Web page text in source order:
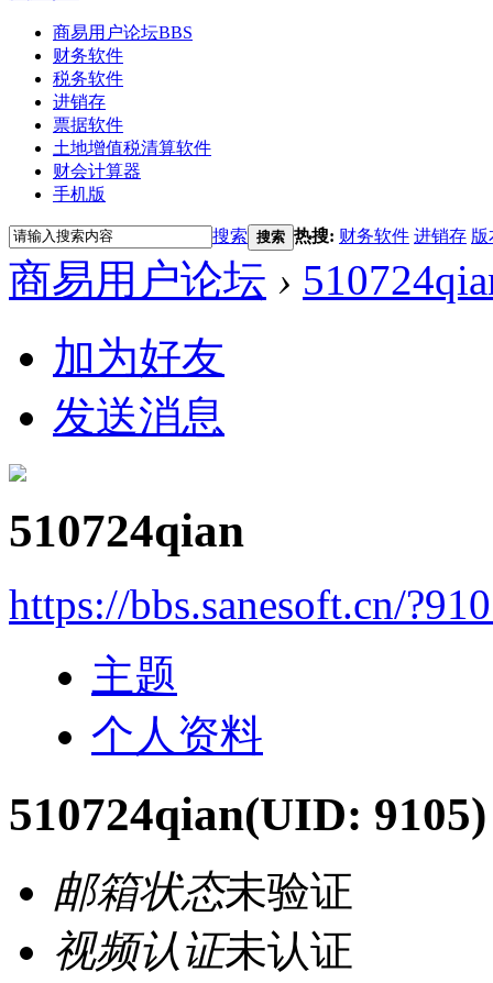
商易用户论坛BBS
财务软件
税务软件
进销存
票据软件
土地增值税清算软件
财会计算器
手机版
搜索 搜索 热搜: 财务软件 进销存 版
商易用户论坛 ›
加为好友
发送消息
510724qian
https://bbs.sanesoft.cn/
主题
个人资料
510724qian(UID: 9105)
邮箱状态未验证
视频认证未认证